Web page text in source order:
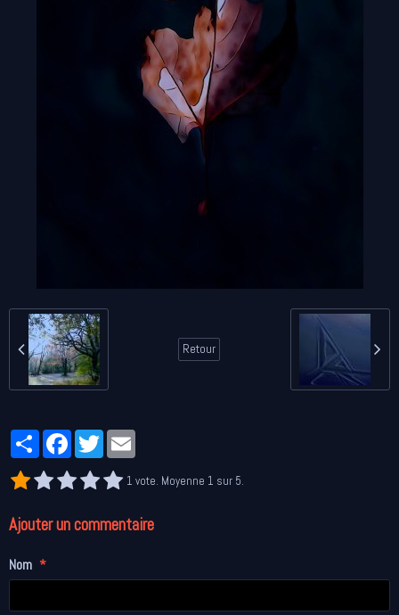
Retour
PartagerFacebookTwitter
1 vote. Moyenne 1 sur 5.
Ajouter un commentaire
Nom